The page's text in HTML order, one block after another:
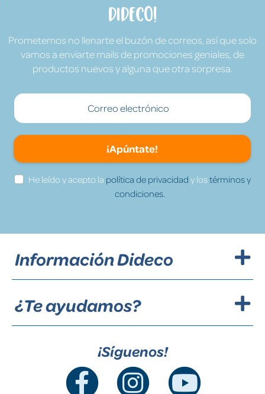
Dideco!
Prometemos no llenarte el buzón de correos, así que solo
vamos a enviarte mails de promociones geniales, de
productos nuevos y alguna que otra sorpresa.
¡Apúntate!
He leído y acepto la política de privacidad y lostérminos y
condiciones.
Información Dideco
¿Te ayudamos?
¡Síguenos!